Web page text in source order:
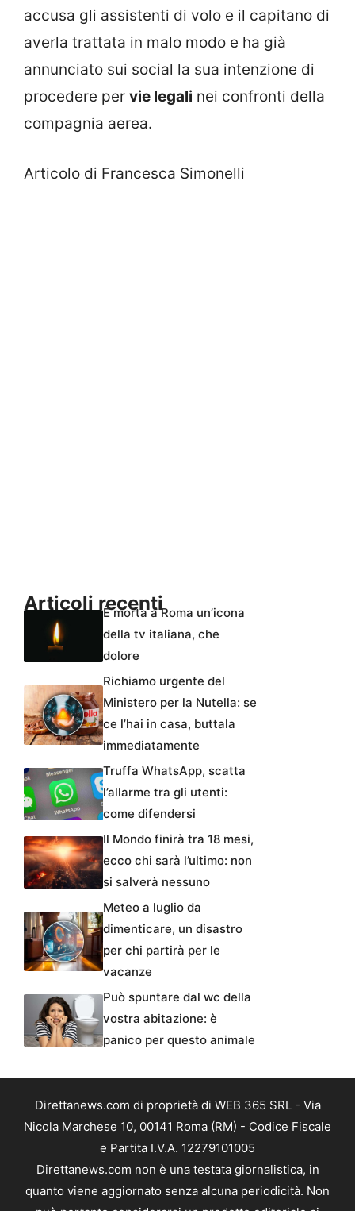
accusa gli assistenti di volo e il capitano di
averla trattata in malo modo e ha già
annunciato sui social la sua intenzione di
procedere per vie legali nei confronti della
compagnia aerea.
Articolo di Francesca Simonelli
Articoli recentiÈ morta a Roma un’icona
della tv italiana, che
dolore
Richiamo urgente del
Ministero per la Nutella: se
ce l’hai in casa, buttala
immediatamente
Truffa WhatsApp, scatta
l’allarme tra gli utenti:
come difendersi
Il Mondo finirà tra 18 mesi,
ecco chi sarà l’ultimo: non
si salverà nessuno
Meteo a luglio da
dimenticare, un disastro
per chi partirà per le
vacanze
Può spuntare dal wc della
vostra abitazione: è
panico per questo animale
Direttanews.com di proprietà di WEB 365 SRL - Via
Nicola Marchese 10, 00141 Roma (RM) - Codice Fiscale
e Partita I.V.A. 12279101005
Direttanews.com non è una testata giornalistica, in
quanto viene aggiornato senza alcuna periodicità. Non